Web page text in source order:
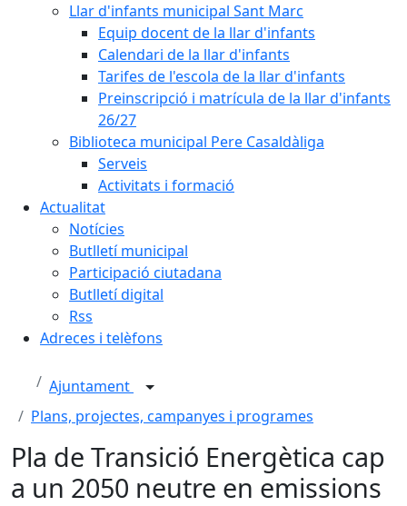
Llar d'infants municipal Sant Marc
Equip docent de la llar d'infants
Calendari de la llar d'infants
Tarifes de l'escola de la llar d'infants
Preinscripció i matrícula de la llar d'infants
26/27
Biblioteca municipal Pere Casaldàliga
Serveis
Activitats i formació
Actualitat
Notícies
Butlletí municipal
Participació ciutadana
Butlletí digital
Rss
Adreces i telèfons
Ajuntament
Plans, projectes, campanyes i programes
Pla de Transició Energètica cap
a un 2050 neutre en emissions